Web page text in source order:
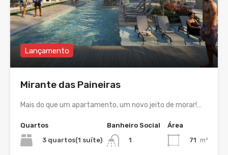
Lançamento
Mirante das Paineiras
Mais do que um apartamento, um novo jeito de morar!…
Quartos
3 quartos(1 suíte)
Banheiro Social
1
Área
71 m²